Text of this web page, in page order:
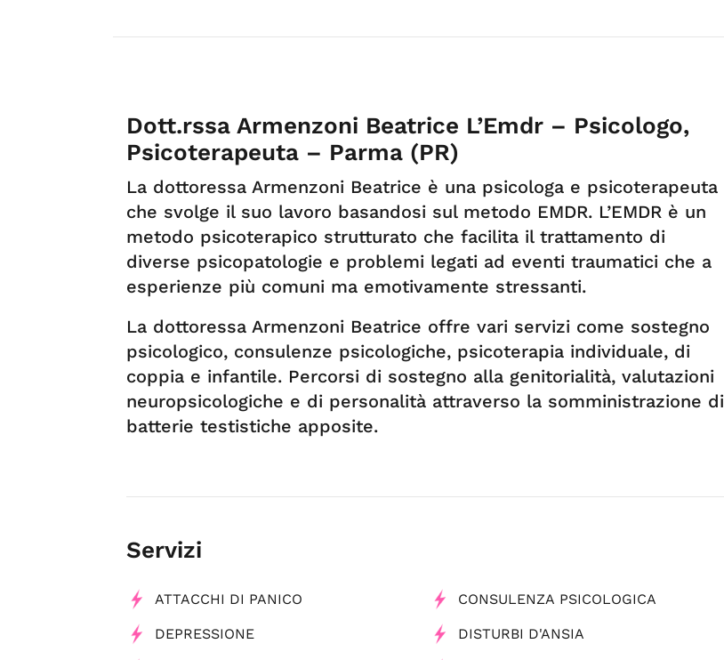
Dott.rssa Armenzoni Beatrice L’Emdr – Psicologo,
Psicoterapeuta – Parma (PR)
La dottoressa Armenzoni Beatrice è una psicologa e psicoterapeuta
che svolge il suo lavoro basandosi sul metodo EMDR. L’EMDR è un
metodo psicoterapico strutturato che facilita il trattamento di
diverse psicopatologie e problemi legati ad eventi traumatici che a
esperienze più comuni ma emotivamente stressanti.
La dottoressa Armenzoni Beatrice offre vari servizi come sostegno
psicologico, consulenze psicologiche, psicoterapia individuale, di
coppia e infantile. Percorsi di sostegno alla genitorialità, valutazioni
neuropsicologiche e di personalità attraverso la somministrazione di
batterie testistiche apposite.
Servizi
ATTACCHI DI PANICO CONSULENZA PSICOLOGICA
DEPRESSIONE DISTURBI D'ANSIA